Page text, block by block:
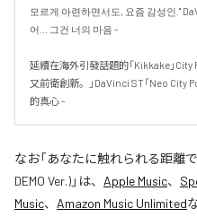
모르게 아련하면서도, 요즘 감성인."
어... 그건 너의 마음 -
延續在海外引發話題的「Kikkake」
又前衛創新。」DaVinci ST「Neo City
的真心 -
なお「あなたに触れられる距離
DEMO Ver.)」は、 Apple Music、
Music、 Amazon Music Unlimited